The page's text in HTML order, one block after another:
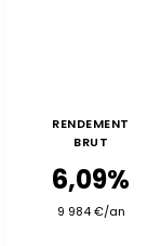
RENDEMENT
BRUT
6,09%
9 984 €/an